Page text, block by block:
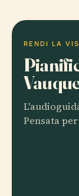
RENDI LA
Pensata